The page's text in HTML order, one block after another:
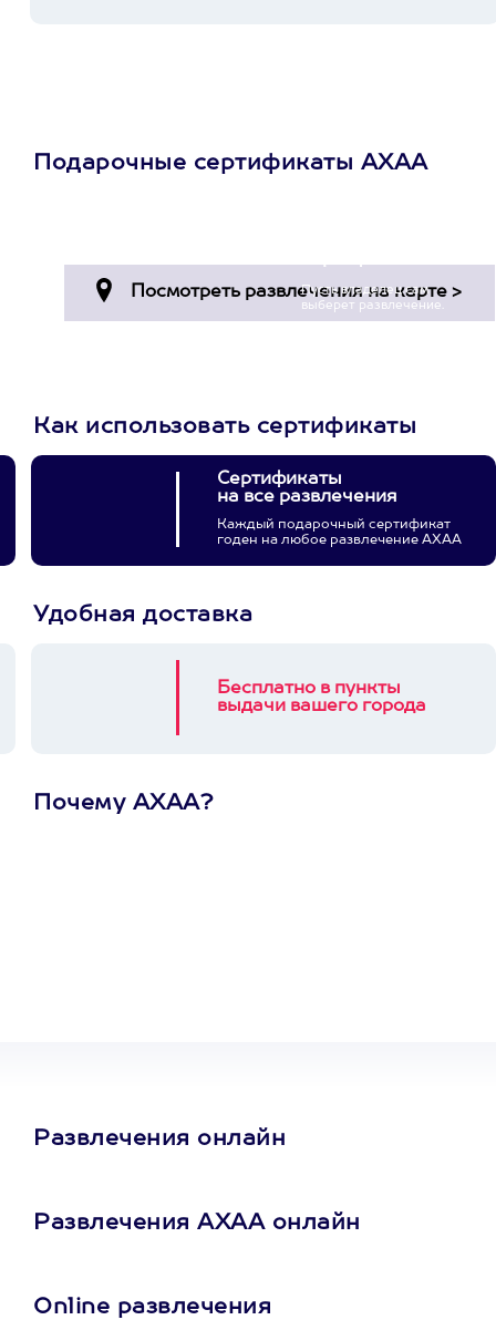
Подарочные сертификаты АХАА
Пусть владелец сам
выберет развлечение.
Как использовать сертификаты
Сертификаты
на все развлечения
Каждый подарочный сертификат
годен на любое развлечение АХАА
Удобная доставка
Бесплатно в пункты
выдачи вашего города
Почему АХАА?
Развлечения онлайн
Развлечения АХАА онлайн
Online развлечения